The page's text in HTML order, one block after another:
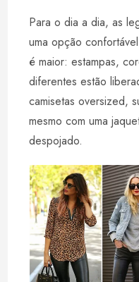
Para o dia a dia, as
uma opção
é maior: estampas,
diferentes estão
camisetas oversized,
mesmo com uma
despojado.